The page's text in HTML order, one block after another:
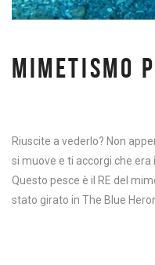
MIMETISMO
Riuscite a vederlo? Non
si muove e ti accorgi che era
Questo pesce è il RE del
stato girato in The Blue